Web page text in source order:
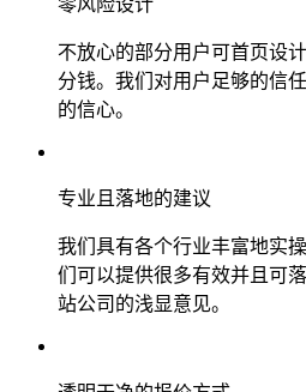
不放心的部分用户可首页设
分钱。我们对用户足够的信
的信心。
专业且落地的建议
我们具有各个行业丰富地实
们可以提供很多有效并且可
站公司的浅显意见。